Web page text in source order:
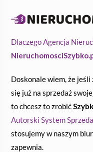
Dlaczego Agencja
Doskonale wiem, że jeśli
się już na sprzedaż
to chcesz to zrobić
Autorski System
stosujemy w naszym
zapewnia.